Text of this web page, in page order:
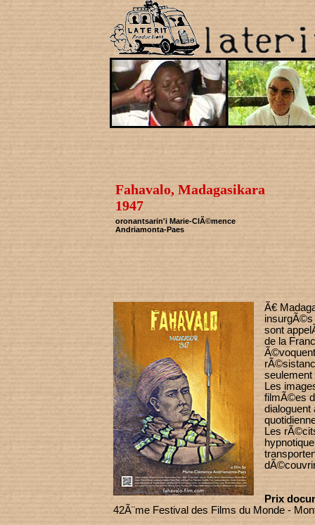
Fahavalo, Madagasikara
1947
oronantsarin'i Marie-ClÃ©mence
Andriamonta-Paes
Ã€
insurgÃ©s
sont
de la
seulement
Les
filmÃ©es
dialoguent
Les
Prix
42Ã¨me Festival des Films du Monde -